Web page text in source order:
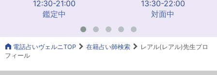
12:30-21:00
鑑定中
13:30-22:00
対面中
電話占いヴェルニTOP 在籍占い師検索
レアル(レアル)先生プロ
フィール